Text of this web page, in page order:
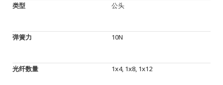
类型 公头
弹簧力 10N
光纤数量 1x4, 1x8, 1x12